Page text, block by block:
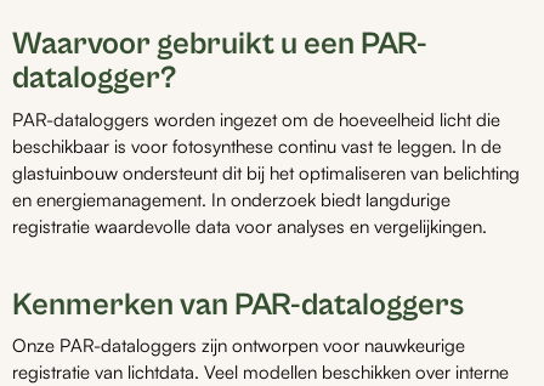
Waarvoor gebruikt u een PAR-
datalogger?
PAR-dataloggers worden ingezet om de hoeveelheid licht die
beschikbaar is voor fotosynthese continu vast te leggen. In de
glastuinbouw ondersteunt dit bij het optimaliseren van belichting
en energiemanagement. In onderzoek biedt langdurige
registratie waardevolle data voor analyses en vergelijkingen.
Kenmerken van PAR-dataloggers
Onze PAR-dataloggers zijn ontworpen voor nauwkeurige
registratie van lichtdata. Veel modellen beschikken over interne